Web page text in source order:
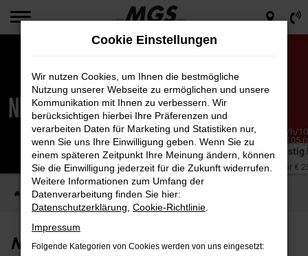
Zum
Hauptinhalt
Nissan Qashqai e-Power günstig
im Privatkundenleasing für nur €
*Nissan Qashqai Acenta 1,5 l e-Power 151kW (205 PS) in kWh/
Benziner Energieverbrauch: 4,6 (l/100 km); CO₂-Emissionen: 105
CO₂-Klasse: C.
Startseite Next Deals Nissan Qashqai e-Power günstig leasen
Nissan Qashqai e-Power günstig
Cookie Einstellungen
Wir nutzen Cookies, um Ihnen die bestmögliche
Nutzung unserer Webseite zu ermöglichen und unsere
Kommunikation mit Ihnen zu verbessern. Wir
berücksichtigen hierbei Ihre Präferenzen und
verarbeiten Daten für Marketing und Statistiken nur,
wenn Sie uns Ihre Einwilligung geben. Wenn Sie zu
einem späteren Zeitpunkt Ihre Meinung ändern, können
Sie die Einwilligung jederzeit für die Zukunft widerrufen.
Weitere Informationen zum Umfang der
Datenverarbeitung finden Sie hier:
Datenschutzerklärung Cookie-Richtlinie
Impressum
Folgende Kategorien von Cookies werden von uns eingesetzt: